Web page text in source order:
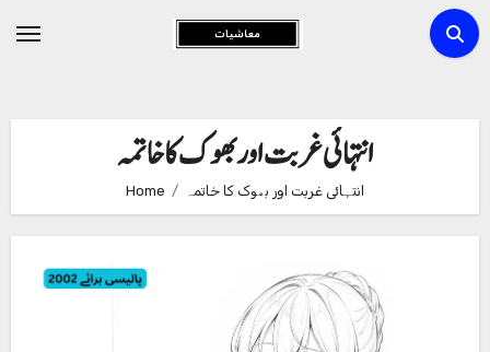
Content
انتہائی غربت اور بھوک کا خاتمہ
Home انتہائی غربت اور بھوک کا خاتمہ